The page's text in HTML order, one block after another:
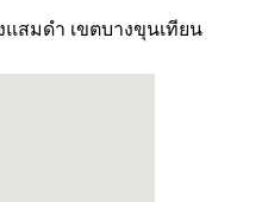
แสมดำ เขตบางขุนเทียน